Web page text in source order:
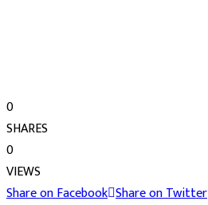
0
SHARES
0
VIEWS
Share on Facebook Share on Twitter